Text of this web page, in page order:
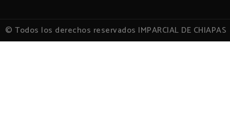
© Todos los derechos reservados IMPARCIAL DE CHIAPAS